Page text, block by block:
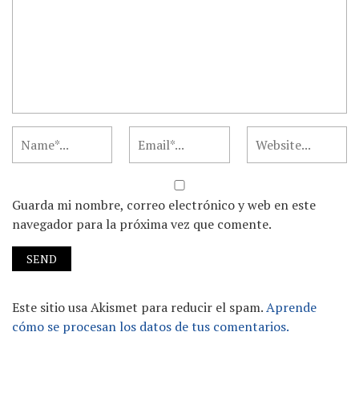
Guarda mi nombre, correo electrónico y web en este
navegador para la próxima vez que comente.
Este sitio usa Akismet para reducir el spam.Aprende
cómo se procesan los datos de tus comentarios.